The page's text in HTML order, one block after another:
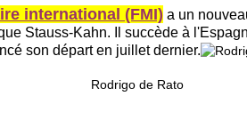
international (FMI) a un
Stauss-Kahn. Il succède à
son départ en juillet dernier.
Rodrigo de Rato